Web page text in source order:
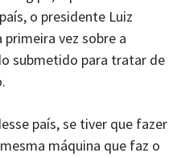
o presidente Luiz
primeira vez sobre a
submetido para tratar de
país, se tiver que fazer
máquina que faz o